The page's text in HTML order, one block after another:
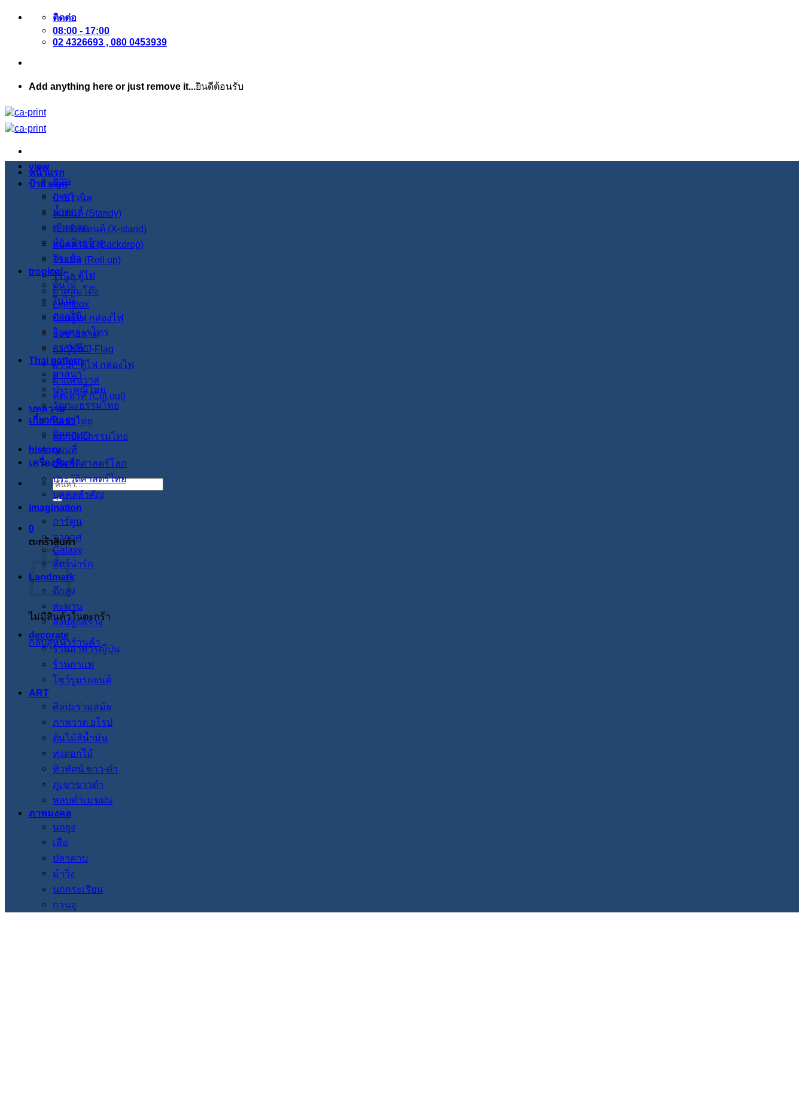
ข้าม
เนื้อหา
ติดต่อ
08:00 - 17:00
02 4326693 , 080 0453939
Add anything here or just remove it...ยินดีต้อนรับ
หน้าแรก
ป้าย sign
ป้ายไวนิล
สแตนดี้ (Standy)
เอ็กซ์สแตนด์ (X-stand)
แบ็คดรอป (Backdrop)
โรลอัพ (Roll up)
ไวนิล ตู้ไฟ
ผ้าคลุมโต๊ะ
Lightbox
ป้ายตู้ไฟ กล่องไฟ
ธงชายหาด
ธงญี่ปุ่น J-Flag
ผ้า 3P ตู้ไฟ กล่องไฟ
ผ้าแคนวาส
คัตเอาท์ (Cut out)
บทความ
เกี่ยวกับเรา
ติดต่อเรา
แผนที่
เครื่องพิมพ์
ค้นหา:
0
ตะกร้าสินค้า
ไม่มีสินค้าในตะกร้า
กลับสู่หน้าร้านค้า
view
สวน
ภูเขา
น้ำตก
ชายหาด
ท้องฟ้ากว้าง
สระบัว
tropical
ต้นไม้
ใบไม้
ดอกไม้
วินเทจ เรโทร
กราฟฟิก
Thai pattern
ศาสนา
ประเพณีไทย
วัฒนะธรรมไทย
ศิลปะไทย
สภาปัตย์กรรมไทย
history
ประวัติศาสตร์โลก
ประวัติศาสตร์ไทย
บุคคลสำคัญ
imagination
การ์ตูน
อวกาศ
Galaxy
สัตว์น่ารัก
Landmark
ตึกสูง
สะพาน
สิ่งปลูกสร้าง
decorate
ร้านอาหารญี่ปุ่น
ร้านกาแฟ
โชว์รูมรถยนต์
ART
ศิลปะร่วมสมัย
ภาพวาด ยุโรป
ต้นไม้สีน้ำมัน
ทุ่งดอกไม้
ทิวทัศน์ ขาว-ดำ
ภูเขาขาวดำ
พลบค่ำเมฆฝน
ภาพมงคล
นกยูง
เสือ
ปลาคาบ
ม้าวิ่ง
นกกระเรียน
กวนอู